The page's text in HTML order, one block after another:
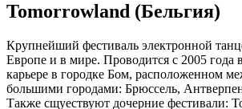
Tomorrowland (Бельгия)
Крупнейший фестиваль электронной
Европе и в мире. Проводится с 2005
карьере в городке Бом, расположенном
большими городами: Брюссель,
Также сщуествуют дочерние фестивали: